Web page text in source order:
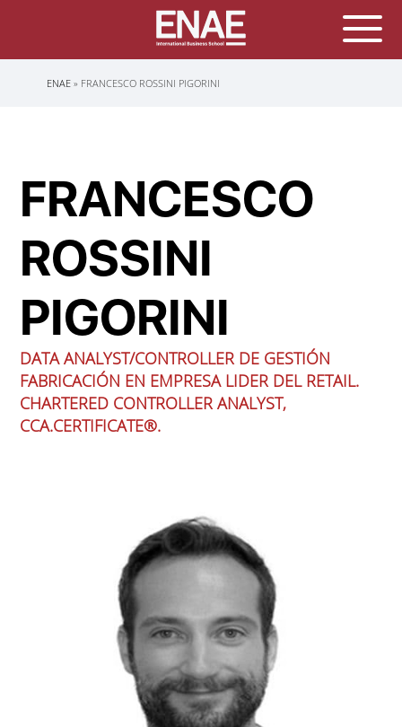
Sobrescribir
ENAE FRANCESCO ROSSINI PIGORINI
FRANCESCO
ROSSINI
PIGORINI
DATA ANALYST/CONTROLLER DE GESTIÓN
FABRICACIÓN EN EMPRESA LIDER DEL RETAIL.
CHARTERED CONTROLLER ANALYST,
CCA.CERTIFICATE®.